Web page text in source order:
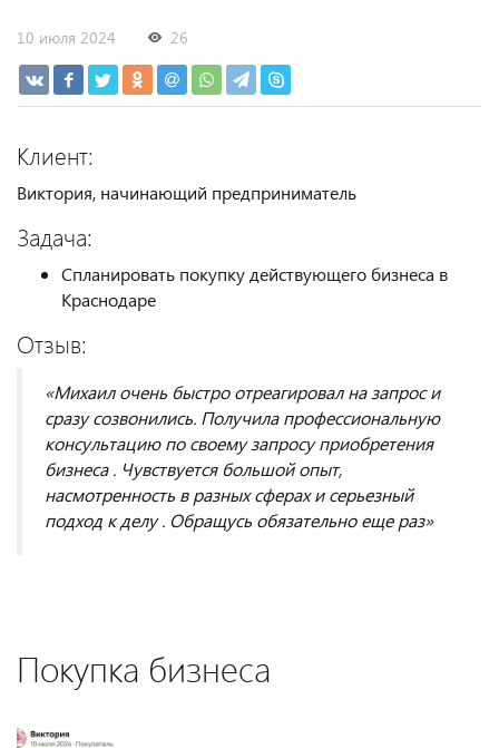
10 июля 2024 26
Клиент:
Виктория, начинающий предприниматель
Задача:
Спланировать покупку действующего бизнеса в
Краснодаре
Отзыв:
«Михаил очень быстро отреагировал на запрос и
сразу созвонились. Получила профессиональную
консультацию по своему запросу приобретения
бизнеса . Чувствуется большой опыт,
насмотренность в разных сферах и серьезный
подход к делу . Обращусь обязательно еще раз»
Покупка бизнеса